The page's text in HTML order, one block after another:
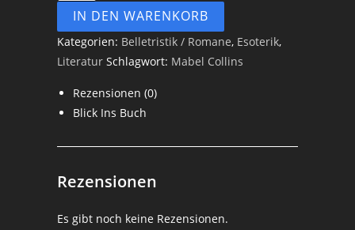
IN DEN WARENKORB
Kategorien: Belletristik / Romane, Esoterik,
Literatur Schlagwort: Mabel Collins
Rezensionen (0)
Blick Ins Buch
Rezensionen
Es gibt noch keine Rezensionen.